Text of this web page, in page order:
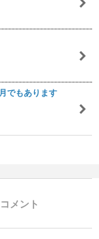
でもあります
コメント